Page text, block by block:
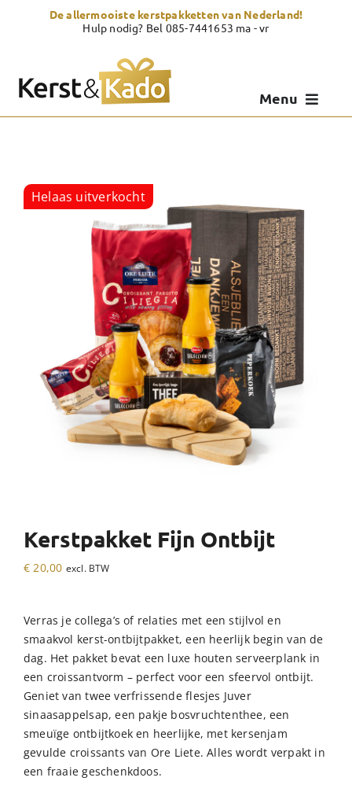
De allermooiste kerstpakketten van Nederland!
Hulp nodig? Bel 085-7441653 ma - vr
Menu
Zelf samenstellen
Showroom
Over Kerst & Kado
Helaas uitverkocht
Kerstpakket Fijn Ontbijt
€ 20,00 excl. BTW
Verras je collega’s of relaties met een stijlvol en
smaakvol kerst-ontbijtpakket, een heerlijk begin van de
dag. Het pakket bevat een luxe houten serveerplank in
een croissantvorm – perfect voor een sfeervol ontbijt.
Geniet van twee verfrissende flesjes Juver
sinaasappelsap, een pakje bosvruchtenthee, een
smeuïge ontbijtkoek en heerlijke, met kersenjam
gevulde croissants van Ore Liete. Alles wordt verpakt in
een fraaie geschenkdoos.